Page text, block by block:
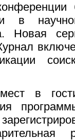
в
Новая
в